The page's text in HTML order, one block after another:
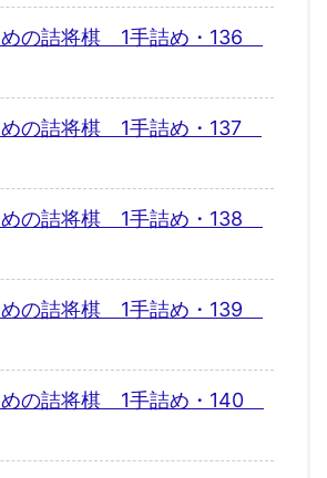
めの詰将棋 1手詰め・136
めの詰将棋 1手詰め・137
めの詰将棋 1手詰め・138
めの詰将棋 1手詰め・139
めの詰将棋 1手詰め・140